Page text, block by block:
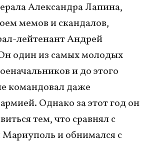
Александра Лапина,
мемов и скандалов,
лейтенант Андрей
один из самых молодых
и до этого
командовал даже
Однако за этот год он
тем, что сравнял с
и обнимался с